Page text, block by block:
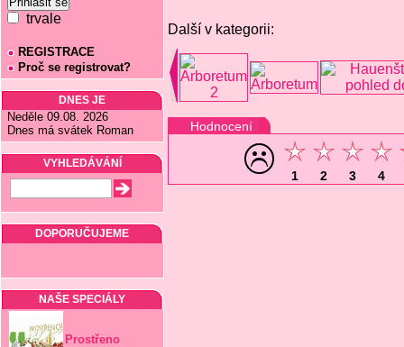
trvale
REGISTRACE
Proč se registrovat?
DNES JE
Neděle 09.08. 2026
Dnes má svátek Roman
VYHLEDÁVÁNÍ
DOPORUČUJEME
NAŠE SPECIÁLY
Prostřeno
Další v kategorii:
Hodnocení
1 2 3 4